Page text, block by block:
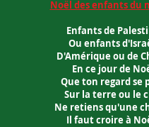
Noël des enfants du
Enfants de
Ou enfants
D'Amérique ou de
En ce jour de
Que ton regard se
Sur la terre ou le
Ne retiens qu'une
Il faut croire à